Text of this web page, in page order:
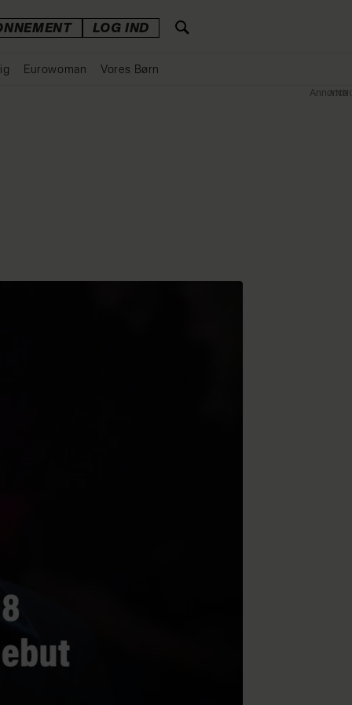
LOG IND
Eurowoman Vores Børn
Annonce